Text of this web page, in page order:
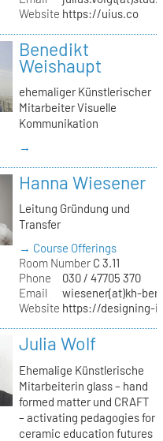
Website https://uius.co
Benedikt
Weishaupt
ehemaliger Künstlerischer
Mitarbeiter Visuelle
Kommunikation
→
Hanna Wiesener
Leitung Gründung und
Transfer
→ Course Offerings
Room NumberC 3.11
Phone
030 / 47705 370
Email
wiesener(at)kh-
Website https://designing-
Julia Wolf
Ehemalige Künstlerische
Mitarbeiterin glass – hand
formed matter und CRAFT
– activating pedagogies for
ceramic education futures